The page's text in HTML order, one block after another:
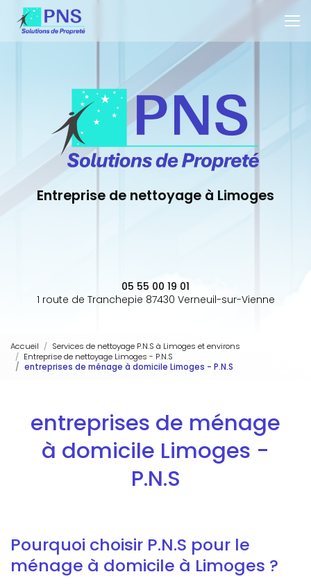
contenu
principal
Entreprise de nettoyage à Limoges
05 55 00 19 01
1 route de Tranchepie 87430 Verneuil-sur-Vienne
Accueil
Services de nettoyage P.N.S à Limoges et environs
Entreprise de nettoyage Limoges - P.N.S
entreprises de ménage à domicile Limoges - P.N.S
entreprises de ménage
à domicile Limoges -
P.N.S
Pourquoi choisir P.N.S pour le
ménage à domicile à Limoges ?